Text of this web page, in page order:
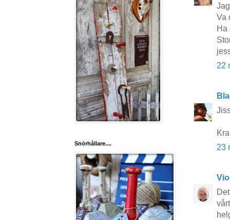
Va
Ha
22
23
Snörhållare....